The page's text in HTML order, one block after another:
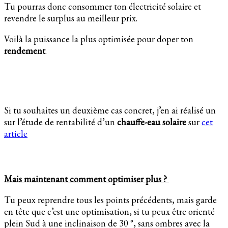
Tu pourras donc consommer ton électricité solaire et
revendre le surplus au meilleur prix.
Voilà la puissance la plus optimisée pour doper ton
rendement.
Si tu souhaites un deuxième cas concret, j’en ai réalisé un
sur l’étude de rentabilité d’unchauffe-eau solairesurcet
article
Mais maintenant comment optimiser plus ?
Tu peux reprendre tous les points précédents, mais garde
en tête que c’est une optimisation, si tu peux être orienté
plein Sud à une inclinaison de 30 °, sans ombres avec la